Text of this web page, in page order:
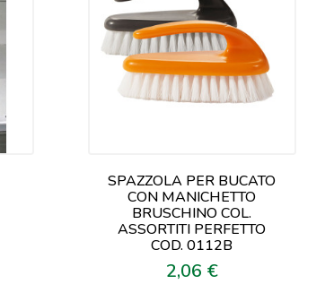
SPAZZOLA PER BUCATO
CON MANICHETTO
BRUSCHINO COL.
ASSORTITI PERFETTO
COD. 0112B
Prezzo
2,06 €